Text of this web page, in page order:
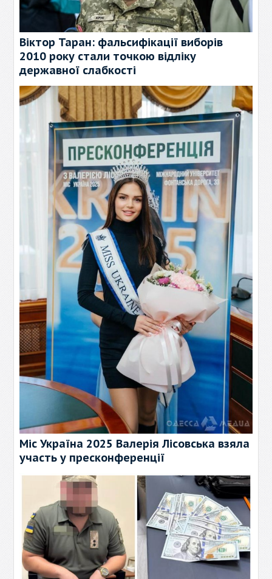
Віктор Таран: фальсифікації виборів
2010 року стали точкою відліку
державної слабкості
Міс Україна 2025 Валерія Лісовська взяла
участь у пресконференції